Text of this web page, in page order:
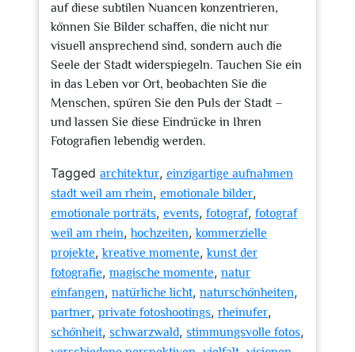
auf diese subtilen Nuancen konzentrieren,
können Sie Bilder schaffen, die nicht nur
visuell ansprechend sind, sondern auch die
Seele der Stadt widerspiegeln. Tauchen Sie ein
in das Leben vor Ort, beobachten Sie die
Menschen, spüren Sie den Puls der Stadt –
und lassen Sie diese Eindrücke in Ihren
Fotografien lebendig werden.
Tagged architektur, einzigartige aufnahmen
stadt weil am rhein, emotionale bilder,
emotionale porträts, events, fotograf, fotograf
weil am rhein,hochzeiten,kommerzielle
projekte,kreative momente,kunst der
fotografie, magische momente, natur
einfangen, natürliche licht, naturschönheiten,
partner, private fotoshootings, rheinufer,
schönheit, schwarzwald, stimmungsvolle fotos,